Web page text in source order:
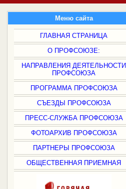
Меню сайта
ГЛАВНАЯ СТРАНИЦА
О ПРОФСОЮЗЕ:
НАПРАВЛЕНИЯ ДЕЯТЕЛЬНОСТИ
ПРОФСОЮЗА
ПРОГРАММА ПРОФСОЮЗА
СЪЕЗДЫ ПРОФСОЮЗА
ПРЕСС-СЛУЖБА ПРОФСОЮЗА
ФОТОАРХИВ ПРОФСОЮЗА
ПАРТНЕРЫ ПРОФСОЮЗА
ОБЩЕСТВЕННАЯ ПРИЕМНАЯ